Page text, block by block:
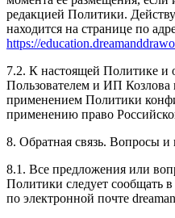
редакцией Политики.
находится на странице по
https://
7.2. К настоящей Политике
Пользователем и ИП
применением Политики
применению право
8. Обратная связь. Вопросы и
8.1. Все предложения или
Политики следует сообщать
по электронной почте